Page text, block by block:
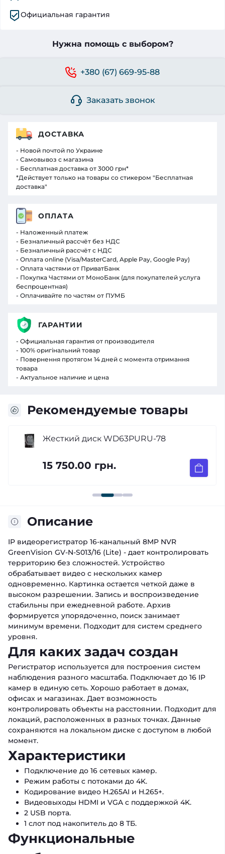
Официальная гарантия
Нужна помощь с выбором?
+380 (67) 669-95-88
Заказать звонок
Рекомендуемые товары
Жесткий диск WD63PURU-78
15 750.00 грн.
Описание
IP видеорегистратор 16-канальный 8MP NVR
GreenVision GV-N-S013/16 (Lite) - дает контролировать
территорию без сложностей. Устройство
обрабатывает видео с нескольких камер
одновременно. Картинка остается четкой даже в
высоком разрешении. Запись и воспроизведение
стабильны при ежедневной работе. Архив
формируется упорядоченно, поиск занимает
минимум времени. Подходит для систем среднего
уровня.
Для каких задач создан
Регистратор используется для построения систем
наблюдения разного масштаба. Подключает до 16 IP
камер в единую сеть. Хорошо работает в домах,
офисах и магазинах. Дает возможность
контролировать объекты на расстоянии. Подходит для
локаций, расположенных в разных точках. Данные
сохраняются на локальном диске с доступом в любой
момент.
Характеристики
Подключение до 16 сетевых камер.
Режим работы с потоками до 4K.
Кодирование видео H.265AI и H.265+.
Видеовыходы HDMI и VGA с поддержкой 4K.
2 USB порта.
1 слот под накопитель до 8 ТБ.
Функциональные
ДОСТАВКА
- Новой почтой по Украине
- Самовывоз с магазина
- Бесплатная доставка от 3000 грн*
*Действует только на товары со стикером "Бесплатная
доставка"
ОПЛАТА
- Наложенный платеж
- Безналичный рассчёт без НДС
- Безналичный рассчёт с НДС
- Оплата online (Visa/MasterCard, Apple Pay, Google Pay)
- Оплата частями от ПриватБанк
- Покупка Частями от МоноБанк (для покупателей услуга
беспроцентная)
- Оплачивайте по частям от ПУМБ
ГАРАНТИИ
- Официальная гарантия от производителя
- 100% оригінальний товар
- Повернення протягом 14 дней с момента отримання
товара
- Актуальное наличие и цена